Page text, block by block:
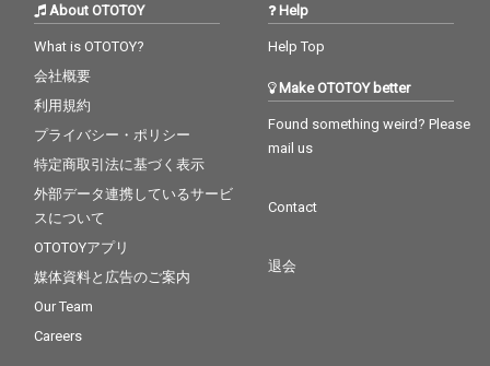
About OTOTOY
What is OTOTOY?
会社概要
利用規約
プライバシー・ポリシー
特定商取引法に基づく表示
外部データ連携しているサービ
スについて
OTOTOYアプリ
媒体資料と広告のご案内
Our Team
Careers
Help
Help Top
Make OTOTOY better
Found something weird? Please
mail us
Contact
退会